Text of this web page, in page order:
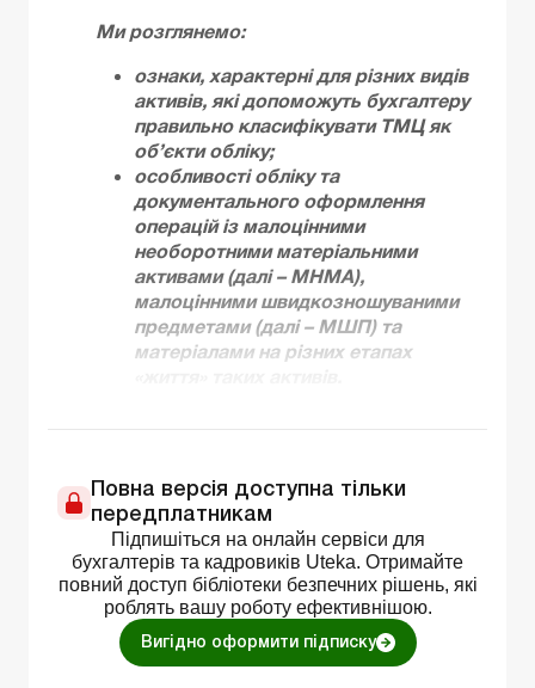
Ми розглянемо:
ознаки, характерні для різних видів
активів, які допоможуть бухгалтеру
правильно класифікувати ТМЦ як
об’єкти обліку;
особливості обліку та
документального оформлення
операцій із малоцінними
необоротними матеріальними
активами (далі – МНМА),
малоцінними швидкозношуваними
предметами (далі – МШП) та
матеріалами на різних етапах
Повна версія доступна тільки
передплатникам
Підпишіться на онлайн сервіси для
бухгалтерів та кадровиків Uteka. Отримайте
повний доступ бібліотеки безпечних рішень, які
роблять вашу роботу ефективнішою.
Вигідно оформити підписку